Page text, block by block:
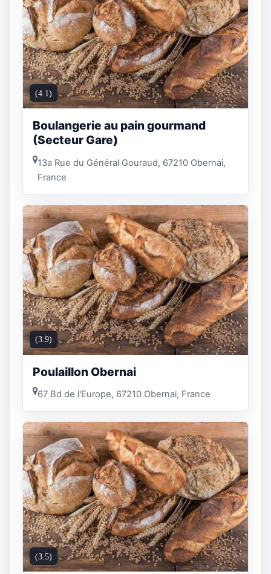
(4.1)
Boulangerie au pain gourmand
(Secteur Gare)
13a Rue du Général Gouraud, 67210 Obernai,
France
(3.9)
Poulaillon Obernai
67 Bd de l'Europe, 67210 Obernai, France
(3.5)